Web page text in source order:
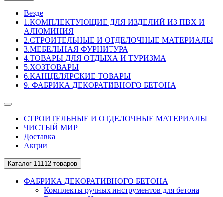
Везде
1.КОМПЛЕКТУЮЩИЕ ДЛЯ ИЗДЕЛИЙ ИЗ ПВХ И
АЛЮМИНИЯ
2.СТРОИТЕЛЬНЫЕ И ОТДЕЛОЧНЫЕ МАТЕРИАЛЫ
3.МЕБЕЛЬНАЯ ФУРНИТУРА
4.ТОВАРЫ ДЛЯ ОТДЫХА И ТУРИЗМА
5.ХОЗТОВАРЫ
6.КАНЦЕЛЯРСКИЕ ТОВАРЫ
9. ФАБРИКА ДЕКОРАТИВНОГО БЕТОНА
СТРОИТЕЛЬНЫЕ И ОТДЕЛОЧНЫЕ МАТЕРИАЛЫ
ЧИСТЫЙ МИР
Доставка
Акции
Каталог 11112 товаров
ФАБРИКА ДЕКОРАТИВНОГО БЕТОНА
Комплекты ручных инструментов для бетона